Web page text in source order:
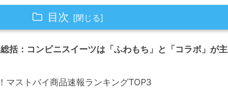
目次
括：コンビニスイーツは「ふわもち」と「コラボ」が主
マストバイ商品速報ランキングTOP3